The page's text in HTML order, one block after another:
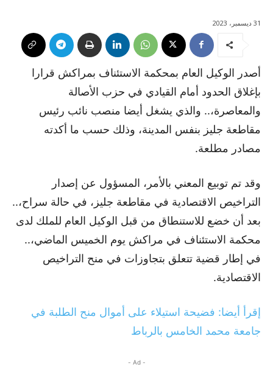
31 ديسمبر، 2023
أصدر الوكيل العام بمحكمة الاستئناف بمراكش قرارا
بإغلاق الحدود أمام القيادي في حزب الأصالة
والمعاصرة،.. والذي يشغل أيضا منصب نائب رئيس
مقاطعة جليز بنفس المدينة، وذلك حسب ما أكدته
مصادر مطلعة.
وقد تم توبيع المعني بالأمر، المسؤول عن إصدار
التراخيص الاقتصادية في مقاطعة جليز، في حالة سراح،..
بعد أن خضع للاستنطاق من قبل الوكيل العام للملك لدى
محكمة الاستئناف في مراكش يوم الخميس الماضي،..
في إطار قضية تتعلق بتجاوزات في منح التراخيص
الاقتصادية.
إقرأ أيضا: فضيحة استيلاء على أموال منح الطلبة في
جامعة محمد الخامس بالرباط
- Ad -